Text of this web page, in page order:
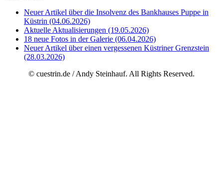
Neuer Artikel über die Insolvenz des Bankhauses Puppe in
Küstrin (04.06.2026)
Aktuelle Aktualisierungen (19.05.2026)
18 neue Fotos in der Galerie (06.04.2026)
Neuer Artikel über einen vergessenen Küstriner Grenzstein
(28.03.2026)
© cuestrin.de / Andy Steinhauf. All Rights Reserved.